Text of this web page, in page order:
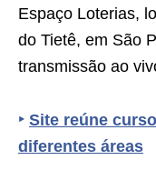
Espaço Loterias,
do Tietê, em São
transmissão ao
‣ Site reúne
diferentes áreas